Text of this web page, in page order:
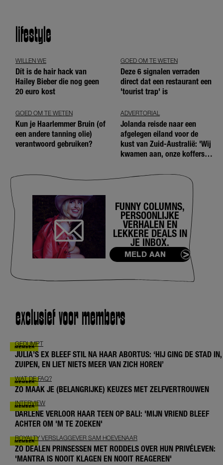
lifestyle
WILLEN WE
Dít is de hair hack van
Hailey Bieber die nog geen
20 euro kost
GOED OM TE WETEN
Deze 6 signalen verraden
direct dat een restaurant een
'tourist trap' is
GOED OM TE WETEN
Kun je Haarlemmer Bruin (of
een andere tanning olie)
verantwoord gebruiken?
ADVERTORIAL
Jolanda reisde naar een
afgelegen eiland voor de
kust van Zuid-Australië: 'Wij
kwamen aan, onze koffers
FUNNY COLUMNS,
PERSOONLIJKE
VERHALEN EN
LEKKERE DEALS IN
JE INBOX.
MELD AAN
exclusief voor members
GEDUMPT
JULIA’S EX BLEEF STIL NA HAAR ABORTUS: ‘HIJ GING DE STAD IN,
ZUIPEN, EN LIET NIETS MEER VAN ZICH HOREN’
WAT DE FAQ?
ZO MAAK JE (BELANGRIJKE) KEUZES MET ZELFVERTROUWEN
INTERVIEW
DARLENE VERLOOR HAAR TEEN OP BALI: 'MIJN VRIEND BLEEF
ACHTER OM 'M TE ZOEKEN'
ROYALTY VERSLAGGEVER SAM HOEVENAAR
ZO DEALEN PRINSESSEN MET RODDELS OVER HUN PRIVÉLEVEN:
'MANTRA IS NOOIT KLAGEN EN NOOIT REAGEREN'